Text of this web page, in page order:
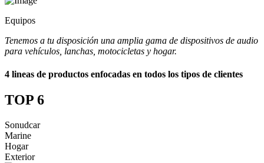
Equipos
Tenemos a tu disposición una amplia gama de dispositivos de audio
para vehículos, lanchas, motocicletas y hogar.
4 lineas de productos enfocadas en todos los tipos de clientes
TOP 6
Sonudcar
Marine
Hogar
Exterior